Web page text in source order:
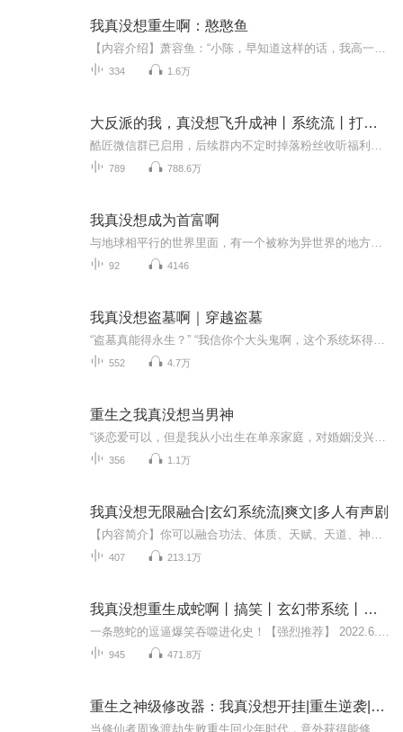
我真没想重生啊：憨憨鱼
334 1.6万
大反派的我，真没想飞升成神丨系统流丨打脸爽文丨神豪
789 788.6万
我真没想成为首富啊
92 4146
我真没想盗墓啊｜穿越盗墓
552 4.7万
重生之我真没想当男神
356 1.1万
我真没想无限融合|玄幻系统流|爽文|多人有声剧
407 213.1万
我真没想重生成蛇啊丨搞笑丨玄幻带系统丨升级进化
945 471.8万
重生之神级修改器：我真没想开挂|重生逆袭|全能系统